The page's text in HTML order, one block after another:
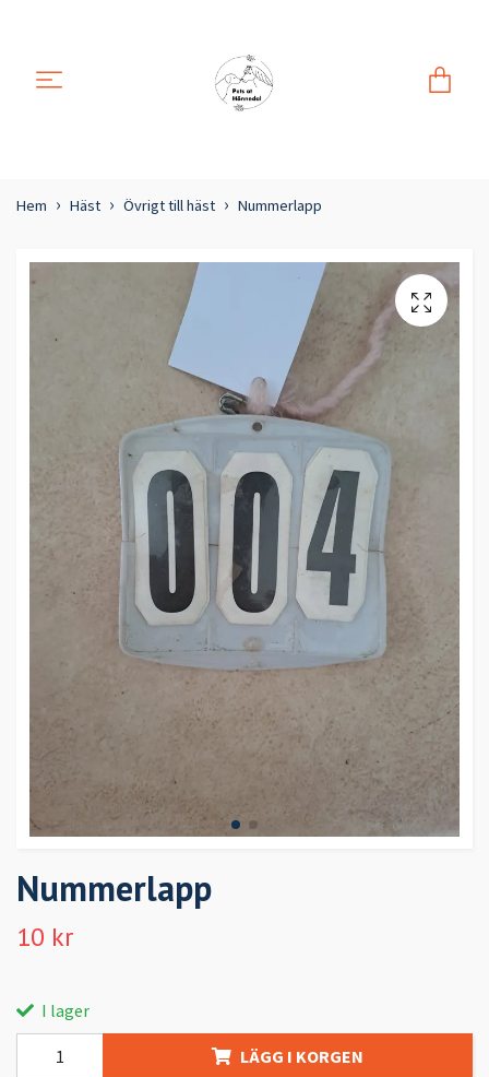
Hem Häst Övrigt till häst Nummerlapp
Nummerlapp
10 kr
I lager
LÄGG I KORGEN